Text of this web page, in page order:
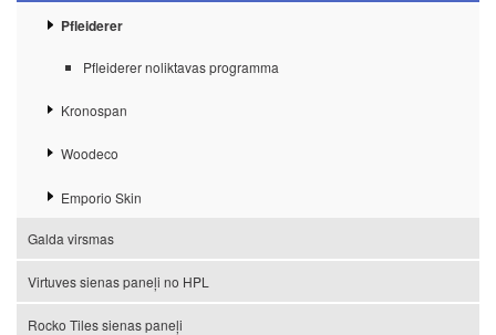
Pfleiderer
Pfleiderer noliktavas programma
Kronospan
Woodeco
Emporio Skin
Galda virsmas
Virtuves sienas paneļi no HPL
Rocko Tiles sienas paneļi